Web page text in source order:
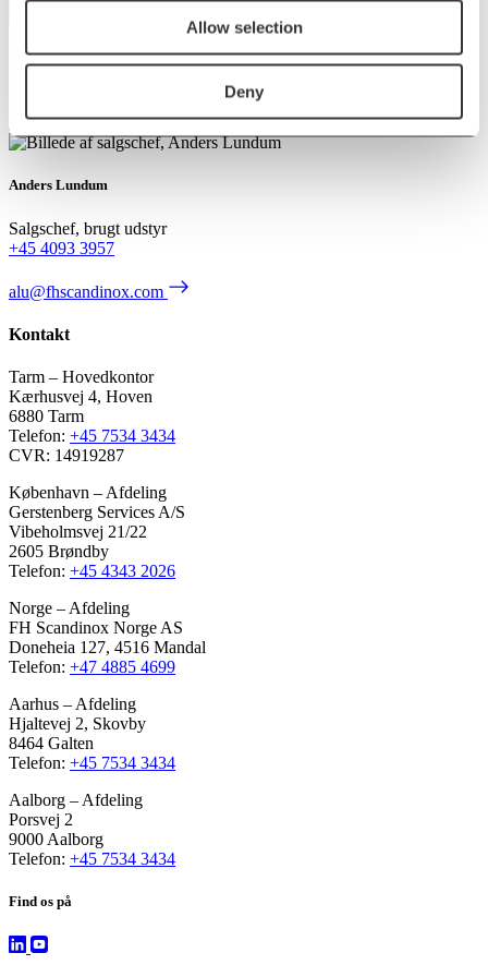
Allow selection
Deny
Anders Lundum
Salgschef, brugt udstyr
+45 4093 3957
alu@fhscandinox.com
Kontakt
Tarm – Hovedkontor
Kærhusvej 4, Hoven
6880 Tarm
Telefon: +45 7534 3434
CVR: 14919287
København – Afdeling
Gerstenberg Services A/S
Vibeholmsvej 21/22
2605 Brøndby
Telefon: +45 4343 2026
Norge – Afdeling
FH Scandinox Norge AS
Doneheia 127, 4516 Mandal
Telefon: +47 4885 4699
Aarhus – Afdeling
Hjaltevej 2, Skovby
8464 Galten
Telefon: +45 7534 3434
Aalborg – Afdeling
Porsvej 2
9000 Aalborg
Telefon: +45 7534 3434
Find os på